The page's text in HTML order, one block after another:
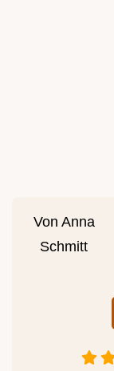
Von Anna
Schmitt